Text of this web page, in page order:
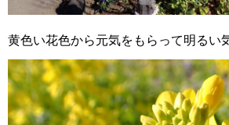
黄色い花色から元気をもらって明るい